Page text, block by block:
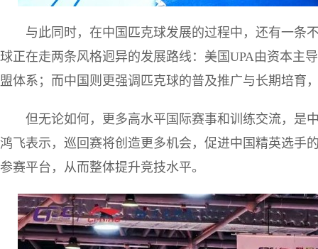
与此同时，在中国匹克球发展的过程中，还有一
球正在走两条风格迥异的发展路线：美国UPA由资本主
盟体系；而中国则更强调匹克球的普及推广与长期培育
但无论如何，更多高水平国际赛事和训练交流，是
鸿飞表示，巡回赛将创造更多机会，促进中国精英选手
参赛平台，从而整体提升竞技水平。